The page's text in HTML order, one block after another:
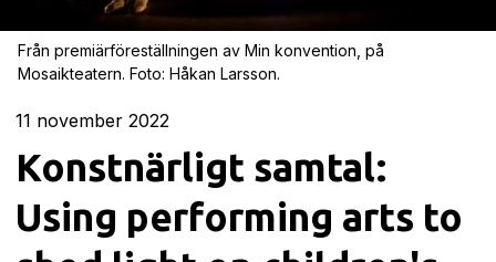
Från premiärföreställningen av Min konvention, på
Mosaikteatern. Foto: Håkan Larsson.
11 november 2022
Konstnärligt samtal:
Using performing arts to